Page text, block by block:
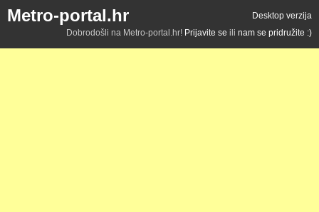
Metro-portal.hr
Desktop verzija
Dobrodošli na Metro-portal.hr! Prijavite se ili nam se pridružite :)